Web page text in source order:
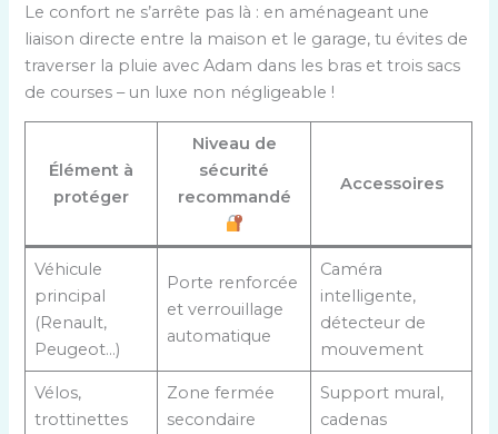
Le confort ne s’arrête pas là : en aménageant une
liaison directe entre la maison et le garage, tu évites de
traverser la pluie avec Adam dans les bras et trois sacs
de courses – un luxe non négligeable !
Élément à
protéger
Niveau de
sécurité
recommandé
Accessoires
Véhicule
principal
(Renault,
Peugeot…)
Porte renforcée
et verrouillage
automatique
Caméra
intelligente,
détecteur de
mouvement
Vélos,
trottinettes
Zone fermée
secondaire
Support mural,
cadenas